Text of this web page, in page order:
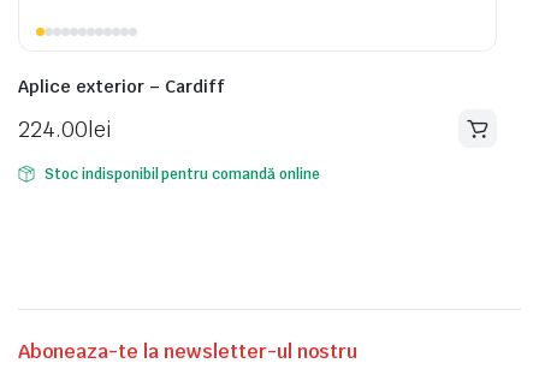
Aplice exterior – Cardiff
224.00lei
Stoc indisponibil pentru comandă online
Aboneaza-te la newsletter-ul nostru